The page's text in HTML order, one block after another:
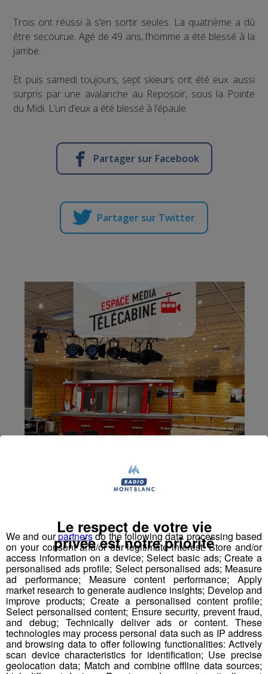
Trois ont réussi à s’en sortir seules. La quatrième a dû
être secourue. Agé de 49 ans, l’homme a été blessé à la
jambe.
Et puis samedi toujours, sept skieurs ont été eux aussi
surpris par une avalanche au Reposoir, sous la Pointe
du Midi. L’un d’eux a été blessé à l’épaule.
Partager sur Facebook
Partager sur Twitter
Chamonix : le déploiement de la
fibre se poursuit
We and ourpartnersdo the following data processing based
on your consent and/or our legitimate interest: Store and/or
access information on a device; Select basic ads; Create a
personalised ads profile; Select personalised ads; Measure
ad performance; Measure content performance; Apply
market research to generate audience insights; Develop and
improve products; Create a personalised content profile;
Select personalised content; Ensure security, prevent fraud,
and debug; Technically deliver ads or content. These
technologies may process personal data such as IP address
and browsing data to offer following functionalities: Actively
scan device characteristics for identification; Use precise
geolocation data; Match and combine offline data sources;
Le respect de votre vie
privée est notre priorité